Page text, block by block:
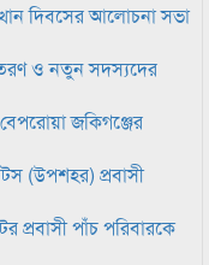
দিবসের আলোচনা সভা
ও নতুন সদস্যদের
জকিগঞ্জের
(উপশহর) প্রবাসী
প্রবাসী পাঁচ পরিবারকে